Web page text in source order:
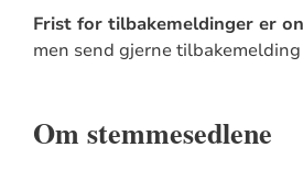
Frist for tilbakemeldinger er
men send gjerne
Om stemmesedlene